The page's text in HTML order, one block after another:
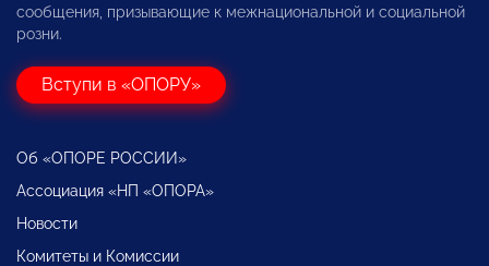
сообщения, призывающие к межнациональной и социальной
розни.
Вступи в «ОПОРУ»
Об «ОПОРЕ РОССИИ»
Ассоциация «НП «ОПОРА»
Новости
Комитеты и Комиссии